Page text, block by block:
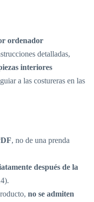
ordenador
detalladas,
interiores
a las costureras en las
, no de una prenda
después de la
no se admiten